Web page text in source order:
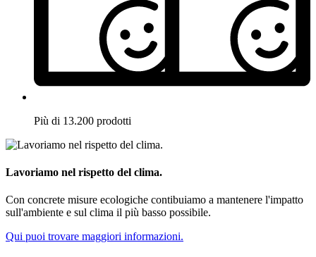
Più di 13.200 prodotti
Lavoriamo nel rispetto del clima.
Con concrete misure ecologiche contibuiamo a mantenere l'impatto
sull'ambiente e sul clima il più basso possibile.
Qui puoi trovare maggiori informazioni.